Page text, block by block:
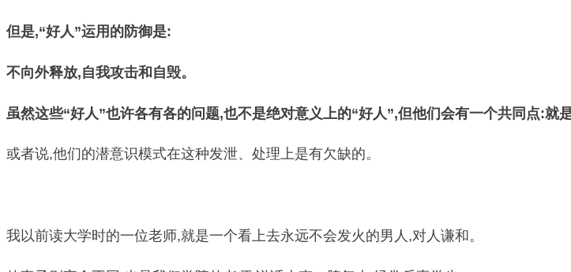
但是,“好人”运用的防御是:
不向外释放,自我攻击和自毁。
虽然这些“好人”也许各有各的问题,也不是绝对意义上的“好人”,但他们会有一个共同点:就
或者说,他们的潜意识模式在这种发泄、处理上是有欠缺的。
我以前读大学时的一位老师,就是一个看上去永远不会发火的男人,对人谦和。